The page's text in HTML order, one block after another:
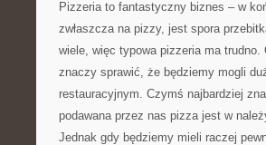
Pizzeria to fantastyczny biznes – w
zwłaszcza na pizzy, jest spora
wiele, więc typowa pizzeria ma
znaczy sprawić, że będziemy mogli
restauracyjnym. Czymś najbardziej
podawana przez nas pizza jest w
Jednak gdy będziemy mieli raczej